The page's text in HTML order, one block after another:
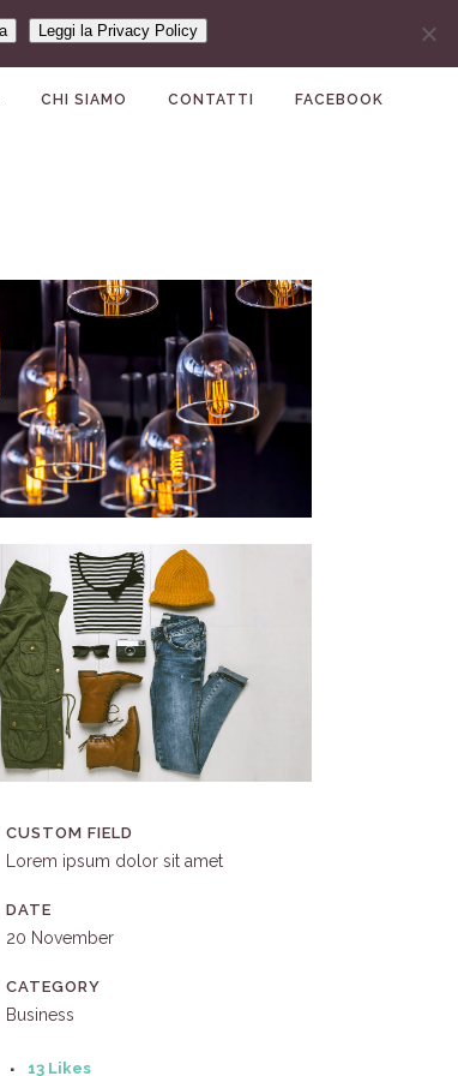
CHI SIAMO CONTATTI FACEBOOK
CUSTOM FIELD
Lorem ipsum dolor sit amet
DATE
20 November
CATEGORY
Business
13 Likes
Leggi la Privacy Policy